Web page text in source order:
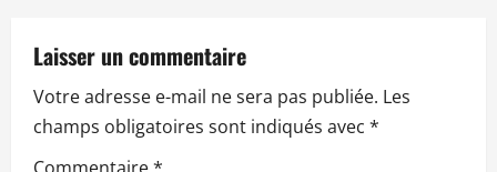
i
o
n
Laisser un commentaire
Votre adresse e-mail ne sera pas publiée. Les
champs obligatoires sont indiqués avec *